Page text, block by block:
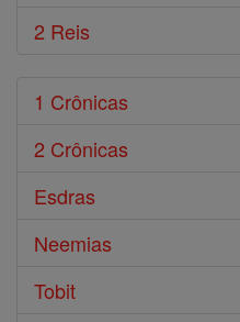
2 Reis
1 Crônicas
2 Crônicas
Esdras
Neemias
Tobit